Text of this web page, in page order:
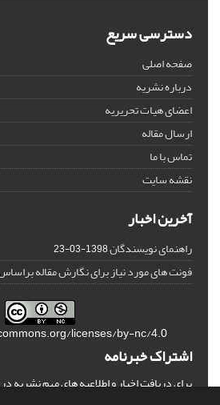
دسترسی سریع
صفحه اصلی
درباره نشریه
اعضای هیات تحریریه
ارسال مقاله
تماس با ما
نقشه سایت
آخرین اخبار
راهنمای نویسندگان1398-03-23
فونت های مورد نیاز برای نگارش مقاله
licenses/by-nc/4.0/
اشتراک خبرنامه
برای دریافت اخبار و اطلاعیه های مهم نشریه